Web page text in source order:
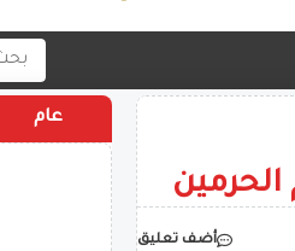
أضف تعليق
عام